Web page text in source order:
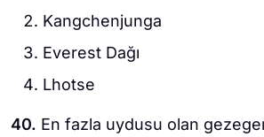
Kangchenjunga
Everest Dağı
Lhotse
40. En fazla uydusu olan